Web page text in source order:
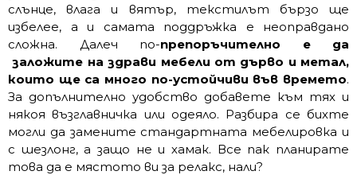
слънце, влага и вятър, текстилът бързо ще
избелее, а и самата поддръжка е неоправдано
сложна. Далеч по-препоръчително е да
заложите на здрави мебели от дърво и метал,
които ще са много по-устойчиви във времето.
За допълнително удобство добавете към тях и
някоя възглавничка или одеяло. Разбира се бихте
могли да замените стандартната мебелировка и
с шезлонг, а защо не и хамак. Все пак планирате
това да е мястото ви за релакс, нали?